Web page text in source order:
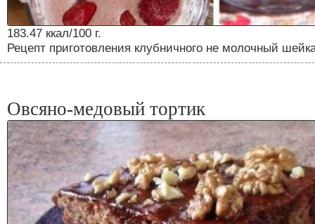
183.47 ккал/100 г.
Рецепт приготовления клубничного не молочный
Овсяно-медовый тортик